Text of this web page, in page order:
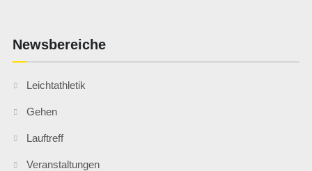
Newsbereiche
Leichtathletik
Gehen
Lauftreff
Veranstaltungen